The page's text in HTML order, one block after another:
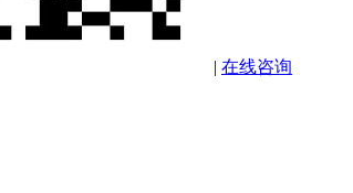
| 在线咨询